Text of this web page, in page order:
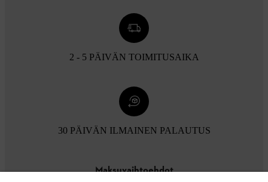
2 - 5 PÄIVÄN TOIMITUSAIKA
30 PÄIVÄN ILMAINEN PALAUTUS
Maksuvaihtoehdot